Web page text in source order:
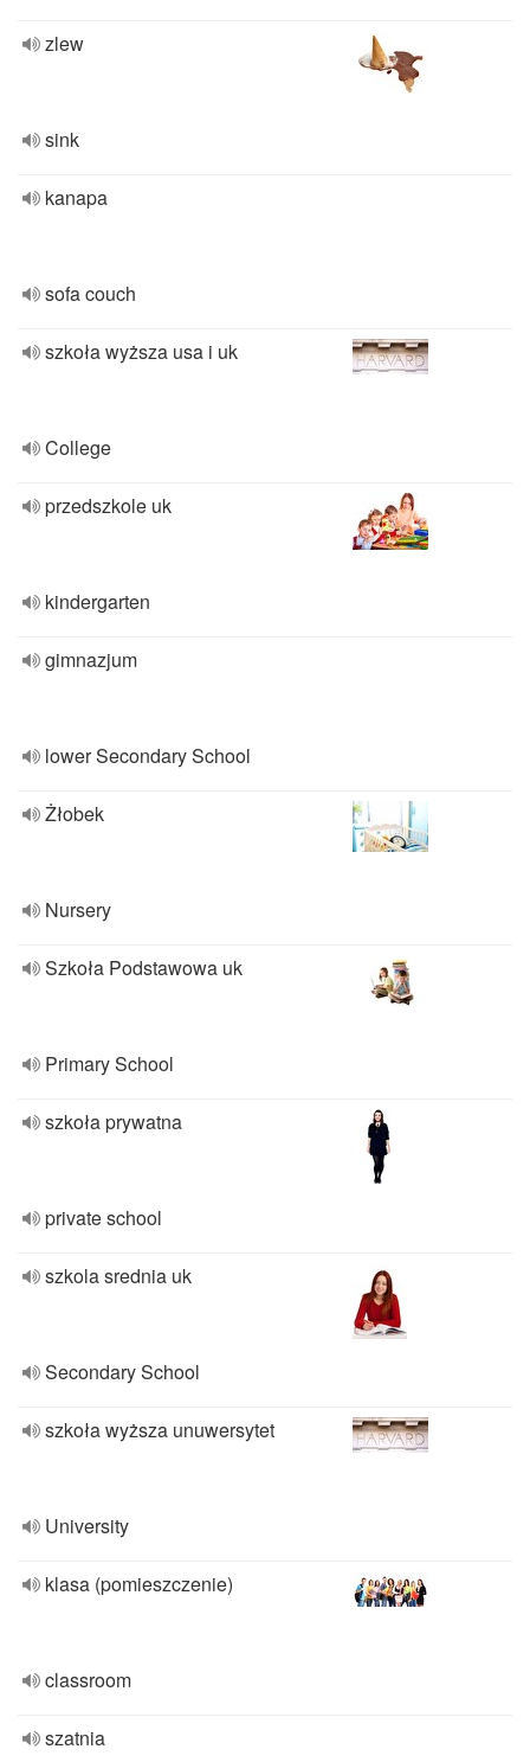
zlew
sink
kanapa
sofa couch
szkoła wyższa usa i uk
College
przedszkole uk
kindergarten
gimnazjum
lower Secondary School
Żłobek
Nursery
Szkoła Podstawowa uk
Primary School
szkoła prywatna
private school
szkola srednia uk
Secondary School
szkoła wyższa unuwersytet
University
klasa (pomieszczenie)
classroom
szatnia